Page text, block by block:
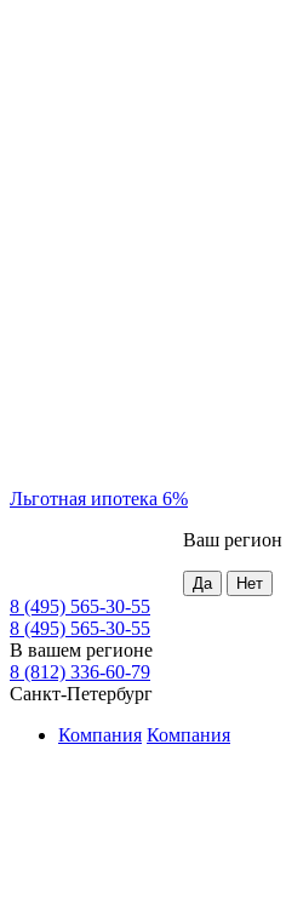
Льготная ипотека 6%
Ваш регион
8 (495) 565-30-55
8 (495) 565-30-55
В вашем регионе
8 (812) 336-60-79
Санкт-Петербург
Компания Компания